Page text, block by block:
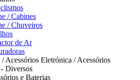
/ Cabines
/ Chuveiros
de Ar
Eletrónica / Acessórios
Diversos
e Baterias